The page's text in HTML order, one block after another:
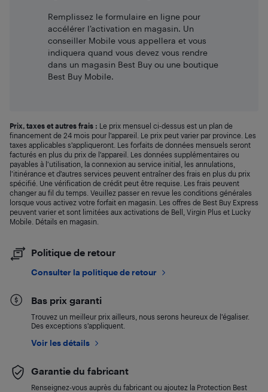
Remplissez le formulaire en ligne pour
accélérer l’activation en magasin. Un
conseiller Mobile vous appellera et vous
indiquera quand vous devez vous rendre
dans un magasin Best Buy ou une boutique
Best Buy Mobile.
Prix, taxes et autres frais : Le prix mensuel ci-dessus est un plan de
financement de 24 mois pour l’appareil. Le prix peut varier par province. Les
taxes applicables s’appliqueront. Les forfaits de données mensuels seront
facturés en plus du prix de l’appareil. Les données supplémentaires ou
payables à l’utilisation, la connexion au service initial, les annulations,
l’itinérance et d’autres services peuvent entraîner des frais en plus du prix
spécifié. Une vérification de crédit peut être requise. Les frais peuvent
changer au fil du temps. Veuillez passer en revue les conditions générales
lorsque vous activez votre forfait en magasin. Les offres de Best Buy Express
peuvent varier et sont limitées aux activations de Bell, Virgin Plus et Lucky
Mobile. Détails en magasin.
Politique de retour
Consulter la politique de retour
Bas prix garanti
Trouvez un meilleur prix ailleurs, nous serons heureux de l’égaliser.
Des exceptions s’appliquent.
Voir les détails
Garantie du fabricant
Renseignez-vous auprès du fabricant ou ajoutez la Protection Best